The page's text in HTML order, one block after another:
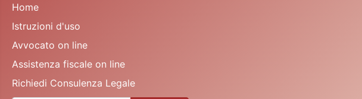
Home
Istruzioni d'uso
Avvocato on line
Assistenza fiscale on line
Richiedi Consulenza Legale